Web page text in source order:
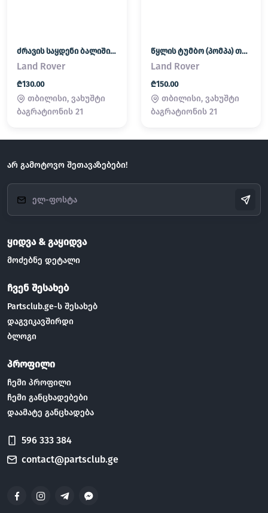
ძრავის საყდენი ბალიში (პადმატორნი) Land Rover / Range Rover
Land Rover
₾130.00
თბილისი, ვახუშტი
ბაგრატიონის 21
წყლის ტუმბო (პომპა) თერმოსტატი Land Rover / Range Rover
Land Rover
₾150.00
თბილისი, ვახუშტი
ბაგრატიონის 21
არ გამოტოვო შეთავაზებები!
ყიდვა & გაყიდვა
მოძებნე დეტალი
ჩვენ შესახებ
Partsclub.ge-ს შესახებ
დაგვიკავშირდი
ბლოგი
პროფილი
ჩემი პროფილი
ჩემი განცხადებები
დაამატე განცხადება
596 333 384
contact@partsclub.ge